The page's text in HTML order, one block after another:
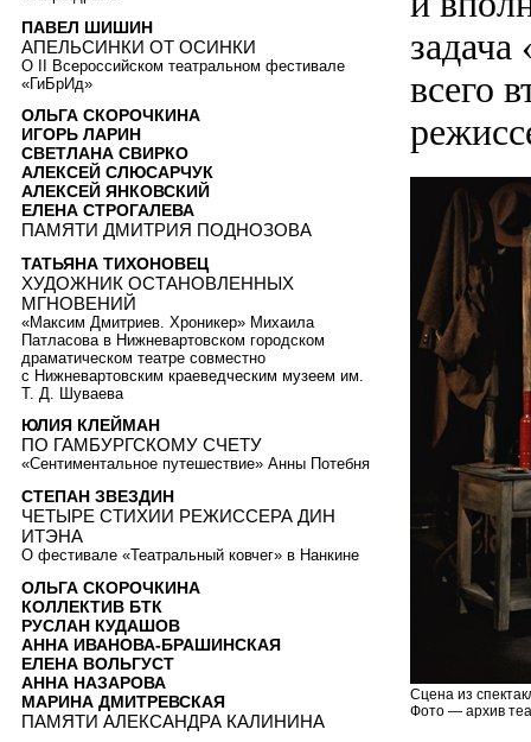
всего
Сцена из
Фото — архив
ПАВЕЛ ШИШИН
АПЕЛЬСИНКИ ОТ ОСИНКИ
О II Всероссийском театральном фестивале
«ГиБрИд»
ОЛЬГА СКОРОЧКИНА
ИГОРЬ ЛАРИН
СВЕТЛАНА СВИРКО
АЛЕКСЕЙ СЛЮСАРЧУК
АЛЕКСЕЙ ЯНКОВСКИЙ
ЕЛЕНА СТРОГАЛЕВА
ПАМЯТИ ДМИТРИЯ ПОДНОЗОВА
ТАТЬЯНА ТИХОНОВЕЦ
ХУДОЖНИК ОСТАНОВЛЕННЫХ
МГНОВЕНИЙ
«Максим Дмитриев. Хроникер» Михаила
Патласова в Нижневартовском городском
драматическом театре совместно
с Нижневартовским краеведческим музеем им.
Т. Д. Шуваева
ЮЛИЯ КЛЕЙМАН
ПО ГАМБУРГСКОМУ СЧЕТУ
«Сентиментальное путешествие» Анны Потебня
СТЕПАН ЗВЕЗДИН
ЧЕТЫРЕ СТИХИИ РЕЖИССЕРА ДИН
ИТЭНА
О фестивале «Театральный ковчег» в Нанкине
ОЛЬГА СКОРОЧКИНА
КОЛЛЕКТИВ БТК
РУСЛАН КУДАШОВ
АННА ИВАНОВА-БРАШИНСКАЯ
ЕЛЕНА ВОЛЬГУСТ
АННА НАЗАРОВА
МАРИНА ДМИТРЕВСКАЯ
ПАМЯТИ АЛЕКСАНДРА КАЛИНИНА